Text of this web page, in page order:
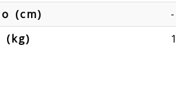
(cm)
-
(kg)